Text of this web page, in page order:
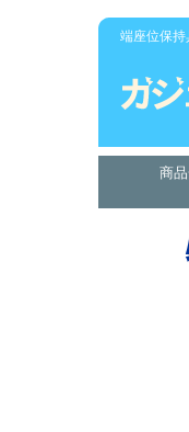
端座位保
商